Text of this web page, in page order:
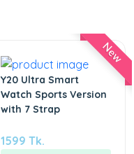
New
Y20 Ultra Smart
Watch Sports Version
with 7 Strap
1599 Tk.